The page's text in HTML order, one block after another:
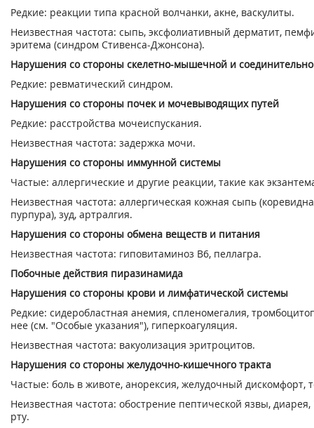
Редкие: реакции типа красной волчанки, акне, васкулиты.
Неизвестная частота: сыпь, эксфолиативный дерматит,
эритема (синдром Стивенса-Джонсона).
Нарушения со стороны скелетно-мышечной и
Редкие: ревматический синдром.
Нарушения со стороны почек и мочевыводящих путей
Редкие: расстройства мочеиспускания.
Неизвестная частота: задержка мочи.
Нарушения со стороны иммунной системы
Частые: аллергические и другие реакции, такие как
Неизвестная частота: аллергическая кожная сыпь
пурпура), зуд, артралгия.
Нарушения со стороны обмена веществ и питания
Неизвестная частота: гиповитаминоз В6, пеллагра.
Побочные действия пиразинамида
Нарушения со стороны крови и лимфатической системы
Редкие: сидеробластная анемия, спленомегалия,
нее (см. "Особые указания"), гиперкоагуляция.
Неизвестная частота: вакуолизация эритроцитов.
Нарушения со стороны желудочно-кишечного тракта
Частые: боль в животе, анорексия, желудочный дискомфорт,
Неизвестная частота: обострение пептической язвы,
рту.